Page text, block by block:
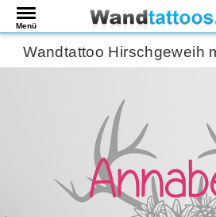
Menü
Wandtattoo Hirschgeweih